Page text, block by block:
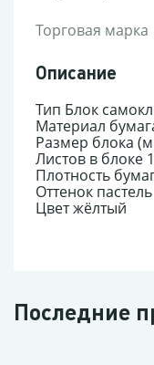
Торговая марка
Описание
Тип Блок
Материал
Размер блока
Листов в блоке
Плотность
Оттенок пастель
Цвет жёлтый
Последние